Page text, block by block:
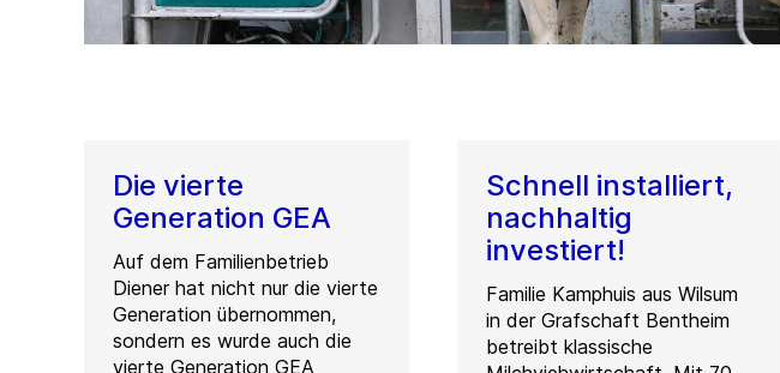
Die vierte
Generation GEA
Auf dem Familienbetrieb
Diener hat nicht nur die vierte
Generation übernommen,
sondern es wurde auch die
vierte Generation GEA
Schnell installiert,
nachhaltig
investiert!
Familie Kamphuis aus Wilsum
in der Grafschaft Bentheim
betreibt klassische